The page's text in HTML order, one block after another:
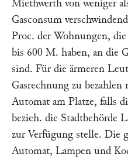
Miethwerth von weniger
Gasconsum
Proc. der Wohnungen,
bis 600 M. haben, an die
sind. Für die ärmeren
Gasrechnung zu
Automat am Platze, falls
bezieh. die Stadtbehörde
zur Verfügung stelle. Die
Automat, Lampen und